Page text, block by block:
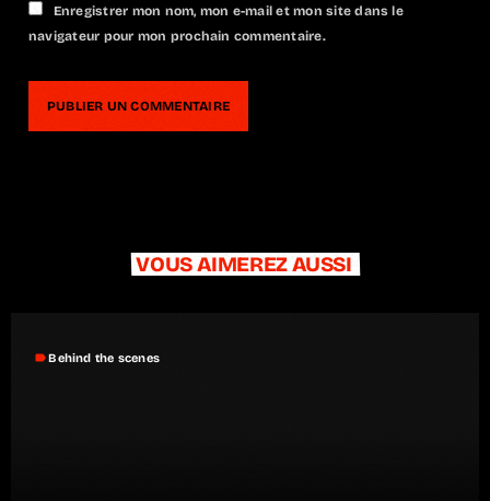
Enregistrer mon nom, mon e-mail et mon site dans le
navigateur pour mon prochain commentaire.
VOUS AIMEREZ AUSSI
labelBehind the scenes